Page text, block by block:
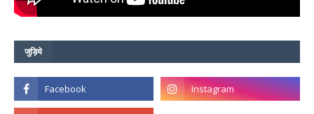
जुड़िये